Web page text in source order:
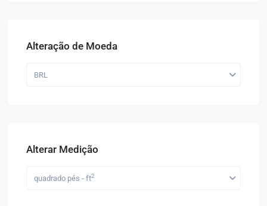
Alteração de Moeda
BRL
Alterar Medição
quadrado pés - ft2